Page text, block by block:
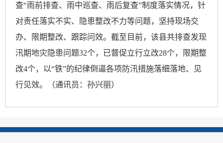
查“雨前排查、雨中巡查、雨后复查”制度落实情况，针
对责任落实不实、隐患整改不力等问题，坚持现场交
办、限期整改、跟踪问效。截至目前，该县共排查发现
汛期地灾隐患问题32个，已督促立行立改28个，限期整
改4个，以“铁”的纪律倒逼各项防汛措施落细落地、见
行见效。（通讯员：孙兴丽）